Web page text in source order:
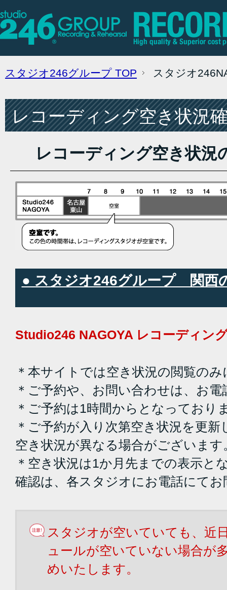
スタジオ246グループ TOP スタジオ
レコーディング空き状況
レコーディング空き状況
● スタジオ246グループ 関西
Studio246 NAGOYA レコーディン
＊本サイトでは空き状況の閲覧の
＊ご予約や、お問い合わせは、お
＊ご予約は1時間からとなっており
＊ご予約が入り次第空き状況を更
空き状況が異なる場合がございます
＊空き状況は1か月先までの表示と
確認は、各スタジオにお電話にて
スタジオが空いていても、近
ュールが空いていない場合が
めいたします。